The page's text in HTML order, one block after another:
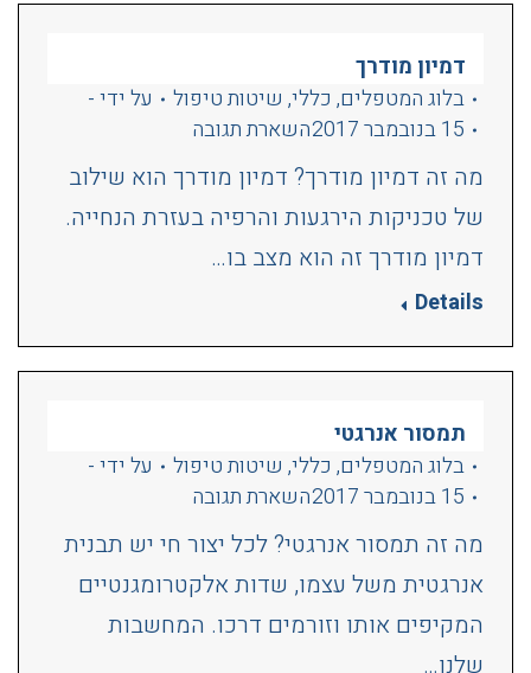
דמיון מודרך
בלוג המטפלים, כללי, שיטות טיפול על ידי-
15 בנובמבר 2017
השארת תגובה
מה זה דמיון מודרך? דמיון מודרך הוא שילוב
של טכניקות הירגעות והרפיה בעזרת הנחייה.
דמיון מודרך זה הוא מצב בו…
Details
תמסור אנרגטי
בלוג המטפלים, כללי, שיטות טיפול על ידי-
15 בנובמבר 2017
השארת תגובה
מה זה תמסור אנרגטי? לכל יצור חי יש תבנית
אנרגטית משל עצמו, שדות אלקטרומגנטיים
המקיפים אותו וזורמים דרכו. המחשבות
שלנו…